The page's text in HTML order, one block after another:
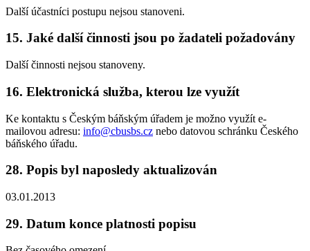
Další účastníci postupu nejsou stanoveni.
15. Jaké další činnosti jsou po žadateli požadovány
Další činnosti nejsou stanoveny.
16. Elektronická služba, kterou lze využít
Ke kontaktu s Českým báňským úřadem je možno využít e-
mailovou adresu: info@cbusbs.cz nebo datovou schránku Českého
báňského úřadu.
28. Popis byl naposledy aktualizován
03.01.2013
29. Datum konce platnosti popisu